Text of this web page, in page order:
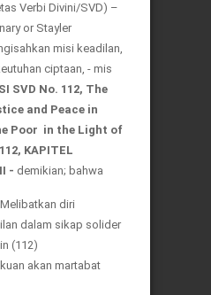
Verbi Divini/SVD) –
or Stayler
misi keadilan,
ciptaan, - mis
SVD No. 112, The
and Peace in
Poor in the Light of
KAPITEL
- demikian; bahwa
diri
dalam sikap solider
(112)
akan martabat